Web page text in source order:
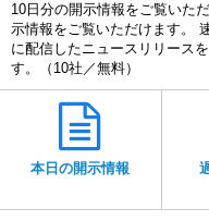
10日分の開示情報をご覧いた
示情報をご覧いただけます。
に配信したニュースリリース
す。（10社／無料）
本日の開示情報